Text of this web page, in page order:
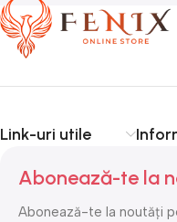
Link-uri utile
Abonează-te la
Abonează-te la noutăți